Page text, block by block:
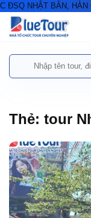
NHẬT BẢN, HÀN
Thẻ: tour